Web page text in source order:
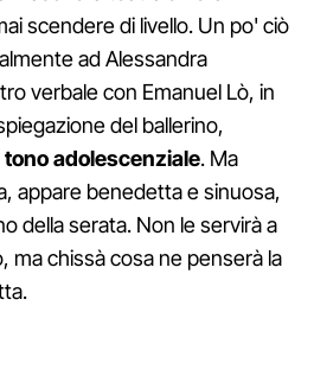
scendere di livello. Un po' ciò
ad Alessandra
verbale con Emanuel Lò, in
del ballerino,
adolescenziale. Ma
appare benedetta e sinuosa,
della serata. Non le servirà a
ma chissà cosa ne penserà la